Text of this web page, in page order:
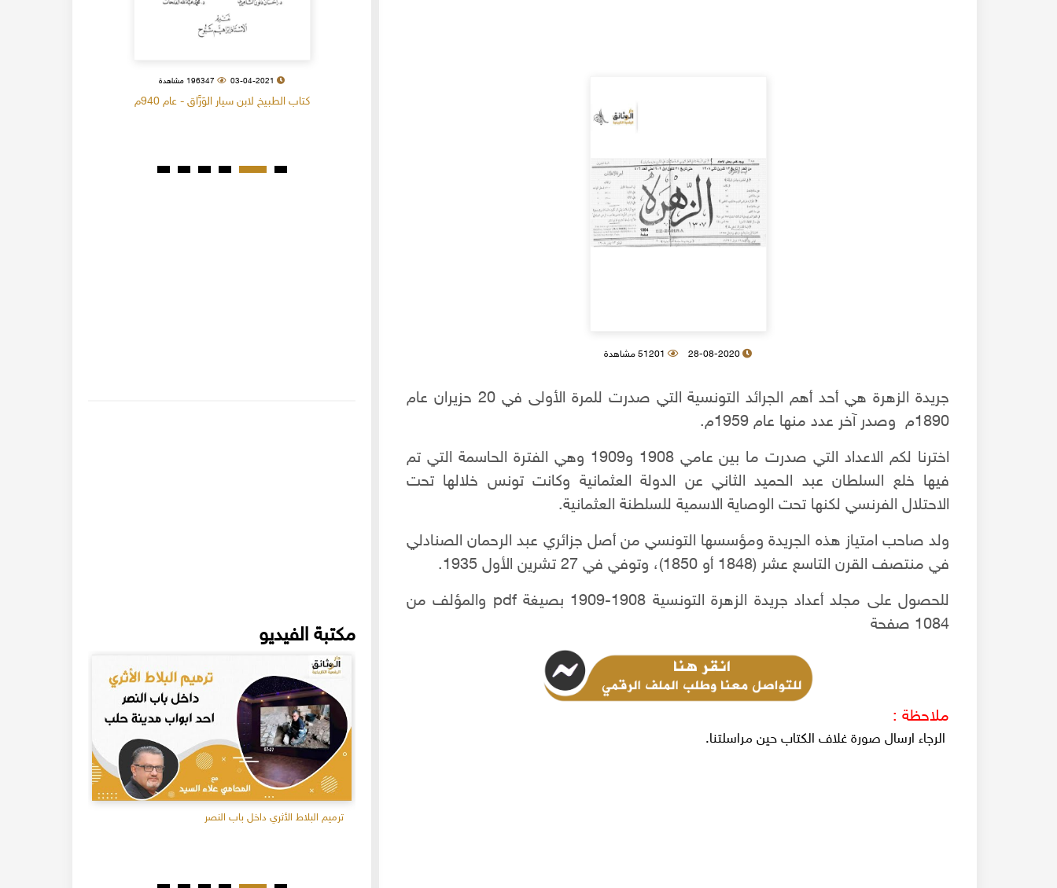
جريدة الزهرة هي أحد أهم الجرائد التونسية التي صدرت للمرة الأولى في 20 حزيران عام
1890م وصدر آخر عدد منها عام 1959م.
اخترنا لكم الاعداد التي صدرت ما بين عامي 1908 و1909 وهي الفترة الحاسمة التي تم
فيها خلع السلطان عبد الحميد الثاني عن الدولة العثمانية وكانت تونس خلالها تحت
الاحتلال الفرنسي لكنها تحت الوصاية الاسمية للسلطنة العثمانية.
ولد صاحب امتياز هذه الجريدة ومؤسسها التونسي من أصل جزائري عبد الرحمان الصنادلي
في منتصف القرن التاسع عشر (1848 أو 1850)، وتوفي في 27 تشرين الأول 1935.
للحصول على مجلد أعداد جريدة الزهرة التونسية 1908-1909 بصيغة pdf والمؤلف من
1084 صفحة
ملاحظة :
الرجاء ارسال صورة غلاف الكتاب حين مراسلتنا.
03-04-2021 196347 مشاهدة
كتاب الطبيخ لابن سيار الوَرَّاق - عام 940م
مكتبة الفيديو
ترميم البلاط الأثري داخل باب النصر